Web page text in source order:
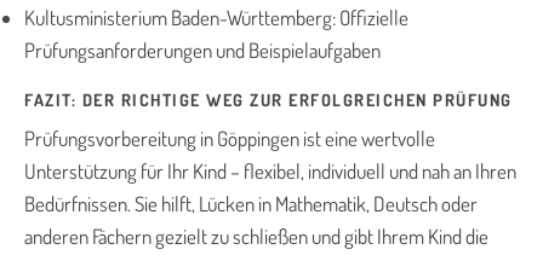
Kultusministerium Baden-Württemberg: Offizielle
Prüfungsanforderungen und Beispielaufgaben
FAZIT: DER RICHTIGE WEG ZUR ERFOLGREICHEN PRÜFUNG
Prüfungsvorbereitung in Göppingen ist eine wertvolle
Unterstützung für Ihr Kind – flexibel, individuell und nah an Ihren
Bedürfnissen. Sie hilft, Lücken in Mathematik, Deutsch oder
anderen Fächern gezielt zu schließen und gibt Ihrem Kind die